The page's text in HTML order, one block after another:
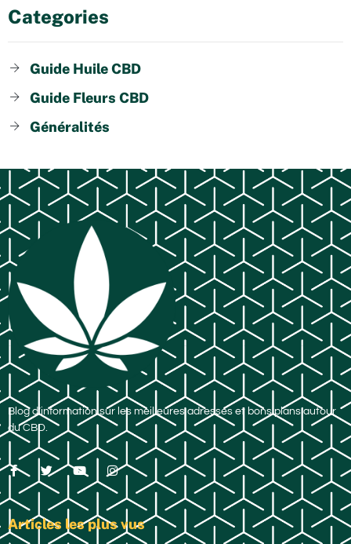
Categories
Guide Huile CBD
Guide Fleurs CBD
Généralités
Blog d’information sur les meilleures adresses et bons plans autour
du CBD.
Articles les plus vus